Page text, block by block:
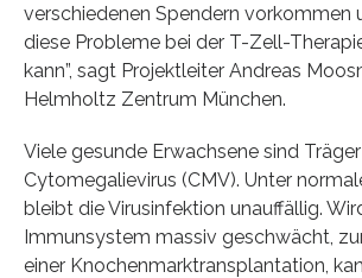
verschiedenen Spendern vorkommen
diese Probleme bei der T-Zell-
kann”, sagt Projektleiter Andreas
Helmholtz Zentrum München.
Viele gesunde Erwachsene sind
Cytomegalievirus (CMV). Unter
bleibt die Virusinfektion unauffällig.
Immunsystem massiv geschwächt,
einer Knochenmarktransplantation,